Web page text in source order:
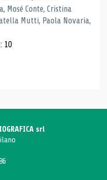
Mosé Conte, Cristina
Mutti, Paola Novaria,
10
srl